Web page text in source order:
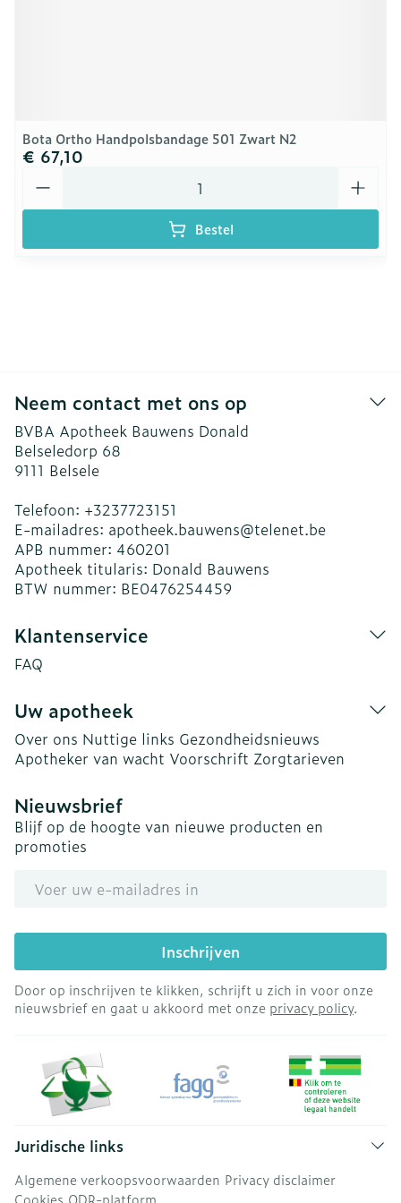
Bota Ortho Handpolsbandage 501 Zwart N2
€ 67,10
Bestel
Neem contact met ons op
BVBA Apotheek Bauwens Donald
Belseledorp 68
9111 Belsele
Telefoon: +3237723151
E-mailadres: apotheek.bauwens@telenet.be
APB nummer: 460201
Apotheek titularis: Donald Bauwens
BTW nummer: BE0476254459
Klantenservice
FAQ
Uw apotheek
Over ons Nuttige links Gezondheidsnieuws
Apotheker van wacht Voorschrift Zorgtarieven
Nieuwsbrief
Blijf op de hoogte van nieuwe producten en
promoties
Inschrijven
Door op inschrijven te klikken, schrijft u zich in voor onze
nieuwsbrief en gaat u akkoord met onze privacy policy.
Juridische links
Algemene verkoopsvoorwaarden Privacy disclaimer
Cookies ODR-platform